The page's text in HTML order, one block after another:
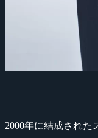
2000年に結成された